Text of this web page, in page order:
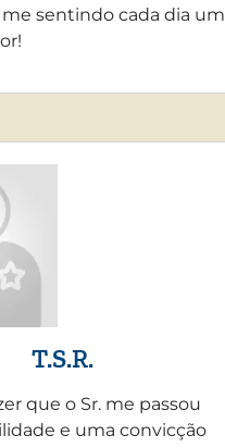
sentindo cada dia um
T.S.R.
que o Sr. me passou
e uma convicção